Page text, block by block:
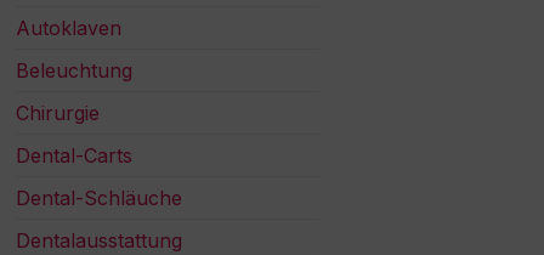
Autoklaven
Beleuchtung
Chirurgie
Dental-Carts
Dental-Schläuche
Dentalausstattung